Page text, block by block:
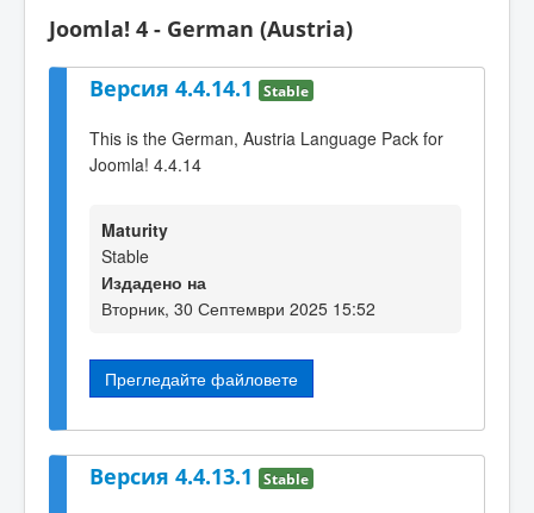
Joomla! 4 - German (Austria)
Версия 4.4.14.1 Stable
This is the German, Austria Language Pack for
Joomla! 4.4.14
Maturity
Stable
Издадено на
Вторник, 30 Септември 2025 15:52
Прегледайте файловете
Версия 4.4.13.1 Stable